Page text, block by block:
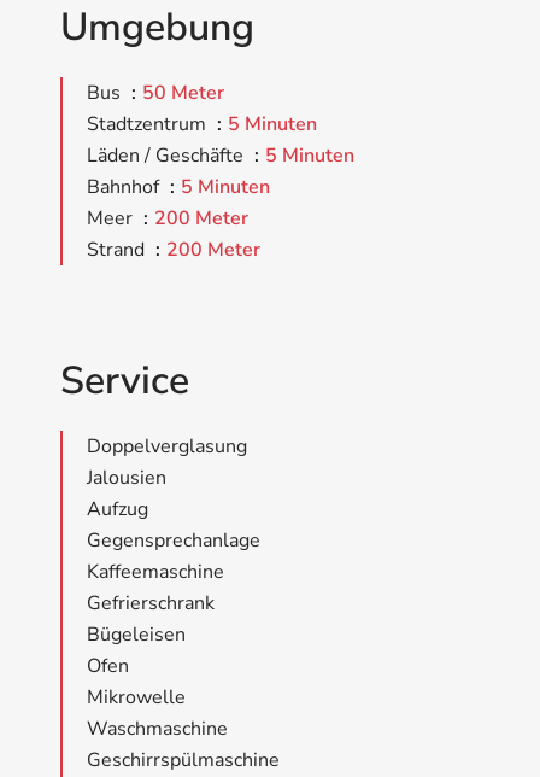
Umgebung
Bus
50 Meter
Stadtzentrum
5 Minuten
Läden / Geschäfte
5 Minuten
Bahnhof
5 Minuten
Meer
200 Meter
Strand
200 Meter
Service
Doppelverglasung
Jalousien
Aufzug
Gegensprechanlage
Kaffeemaschine
Gefrierschrank
Bügeleisen
Ofen
Mikrowelle
Waschmaschine
Geschirrspülmaschine